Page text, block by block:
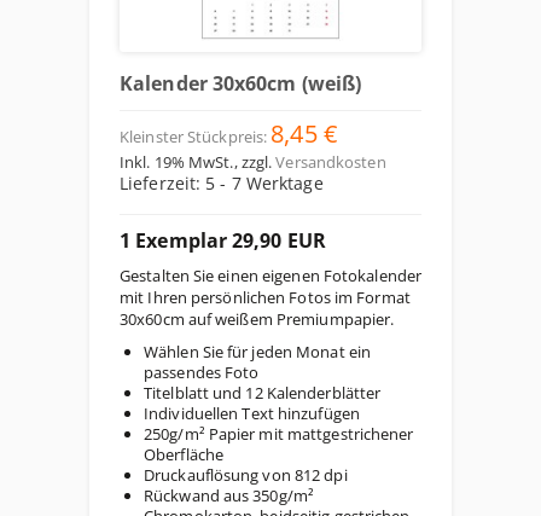
Kalender 30x60cm (weiß)
Kleinster Stückpreis: 8,45 €
Inkl. 19% MwSt.,zzgl.Versandkosten
Lieferzeit: 5 - 7 Werktage
1 Exemplar 29,90 EUR
Gestalten Sie einen eigenen Fotokalender
mit Ihren persönlichen Fotos im Format
30x60cm auf weißem Premiumpapier.
Wählen Sie für jeden Monat ein
passendes Foto
Titelblatt und 12 Kalenderblätter
Individuellen Text hinzufügen
250g/m² Papier mit mattgestrichener
Oberfläche
Druckauflösung von 812 dpi
Rückwand aus 350g/m²